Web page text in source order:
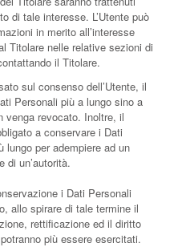
di tale interesse. L’Utente può
in merito all’interesse
Titolare nelle relative sezioni di
il Titolare.
sul consenso dell’Utente, il
Personali più a lungo sino a
venga revocato. Inoltre, il
a conservare i Dati
lungo per adempiere ad un
di un’autorità.
i Dati Personali
allo spirare di tale termine il
rettificazione ed il diritto
più essere esercitati.